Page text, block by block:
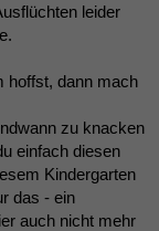
leider
hoffst, dann mach
zu knacken
einfach diesen
Kindergarten
das - ein
auch nicht mehr